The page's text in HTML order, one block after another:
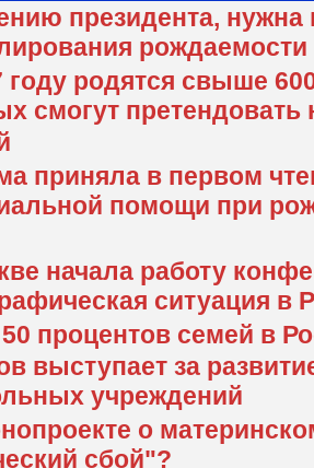
президента,
рождаемости
году родятся свыше
смогут
приняла в первом
помощи при
начала работу
ситуация в
процентов семей в
выступает за
учреждений
о
сбой"?